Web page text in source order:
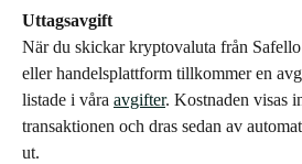
Uttagsavgift
När du skickar kryptovaluta från
eller handelsplattform tillkommer en
listade i våra avgifter. Kostnaden visas
transaktionen och dras sedan av
ut.